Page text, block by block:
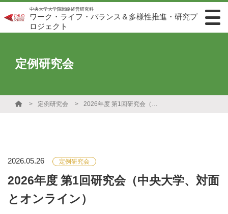
中央大学大学院戦略経営研究科
ワーク・ライフ・バランス＆多様性推進・研究プ
ロジェクト
定例研究会
定例研究会 2026年度 第1回研究会（中央大学、対面とオンライン）
2026.05.26 定例研究会
2026年度 第1回研究会（中央大学、対面
とオンライン）